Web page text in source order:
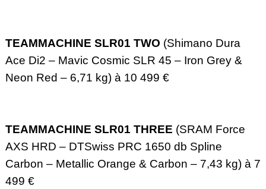
TEAMMACHINE SLR01 TWO (Shimano Dura
Ace Di2 – Mavic Cosmic SLR 45 – Iron Grey &
Neon Red – 6,71 kg) à 10 499 €
TEAMMACHINE SLR01 THREE (SRAM Force
AXS HRD – DTSwiss PRC 1650 db Spline
Carbon – Metallic Orange & Carbon – 7,43 kg) à 7
499 €